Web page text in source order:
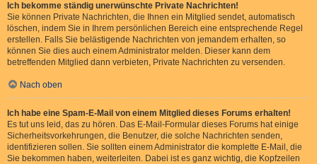
Ich bekomme ständig unerwünschte Private Nachrichten!
Sie können Private Nachrichten, die Ihnen ein Mitglied sendet, automatisch
löschen, indem Sie in Ihrem persönlichen Bereich eine entsprechende Regel
erstellen. Falls Sie belästigende Nachrichten von jemandem erhalten, so
können Sie dies auch einem Administrator melden. Dieser kann dem
betreffenden Mitglied dann verbieten, Private Nachrichten zu versenden.
Nach oben
Ich habe eine Spam-E-Mail von einem Mitglied dieses Forums erhalten!
Es tut uns leid, das zu hören. Das E-Mail-Formular dieses Forums hat einige
Sicherheitsvorkehrungen, die Benutzer, die solche Nachrichten senden,
identifizieren sollen. Sie sollten einem Administrator die komplette E-Mail, die
Sie bekommen haben, weiterleiten. Dabei ist es ganz wichtig, die Kopfzeilen